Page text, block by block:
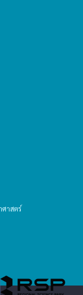
ศาสตร์